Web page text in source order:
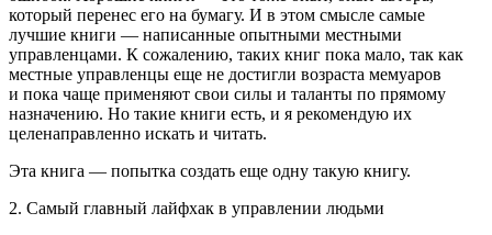
который перенес его на бумагу. И в этом смысле самые
лучшие книги — написанные опытными местными
управленцами. К сожалению, таких книг пока мало, так как
местные управленцы еще не достигли возраста мемуаров
и пока чаще применяют свои силы и таланты по прямому
назначению. Но такие книги есть, и я рекомендую их
целенаправленно искать и читать.
Эта книга — попытка создать еще одну такую книгу.
2. Самый главный лайфхак в управлении людьми